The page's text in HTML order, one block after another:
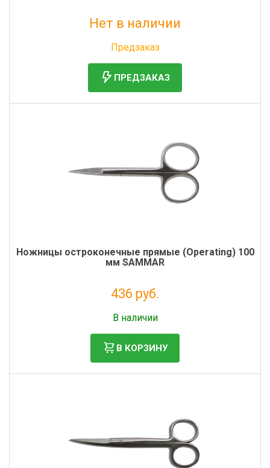
Нет в наличии
Предзаказ
ПРЕДЗАКАЗ
Ножницы остроконечные прямые (Operating) 100
мм SAMMAR
436 руб.
В наличии
В КОРЗИНУ